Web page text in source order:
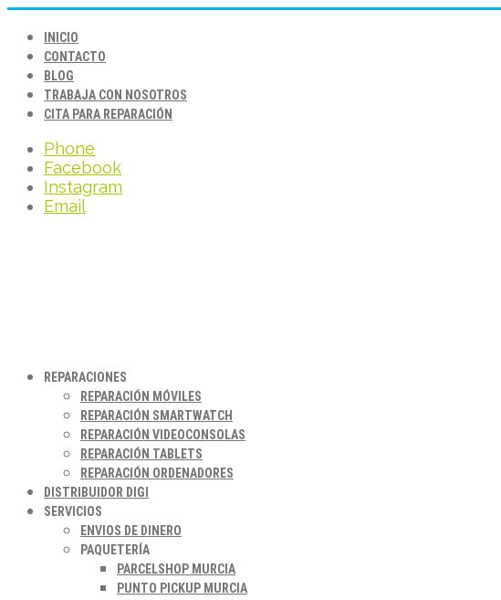
INICIO
CONTACTO
BLOG
TRABAJA CON NOSOTROS
CITA PARA REPARACIÓN
Phone
Facebook
Instagram
Email
REPARACIONES
REPARACIÓN MÓVILES
REPARACIÓN SMARTWATCH
REPARACIÓN VIDEOCONSOLAS
REPARACIÓN TABLETS
REPARACIÓN ORDENADORES
DISTRIBUIDOR DIGI
SERVICIOS
ENVIOS DE DINERO
PAQUETERÍA
PARCELSHOP MURCIA
PUNTO PICKUP MURCIA